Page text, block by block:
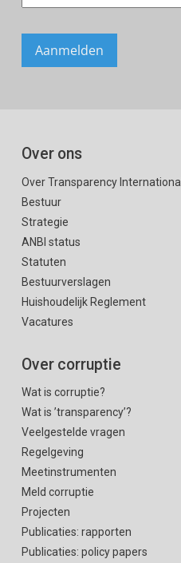
Over ons
Over Transparency International
Bestuur
Strategie
ANBI status
Statuten
Bestuurverslagen
Huishoudelijk Reglement
Vacatures
Over corruptie
Wat is corruptie?
Wat is ’transparency’?
Veelgestelde vragen
Regelgeving
Meetinstrumenten
Meld corruptie
Projecten
Publicaties: rapporten
Publicaties: policy papers